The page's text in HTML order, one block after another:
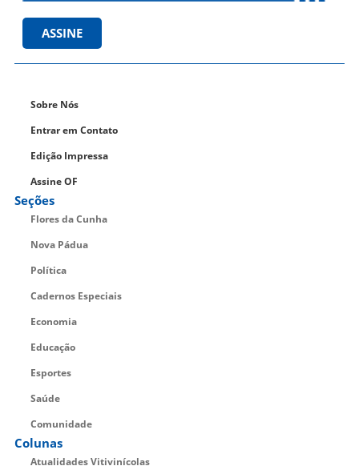
ASSINE
Sobre Nós
Entrar em Contato
Edição Impressa
Assine OF
Seções
Flores da Cunha
Nova Pádua
Política
Cadernos Especiais
Economia
Educação
Esportes
Saúde
Comunidade
Colunas
Atualidades Vitivinícolas